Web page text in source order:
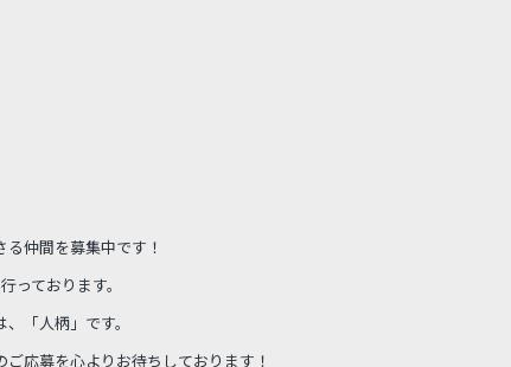
仲間を募集中です！
っております。
「人柄」です。
応募を心よりお待ちしております！